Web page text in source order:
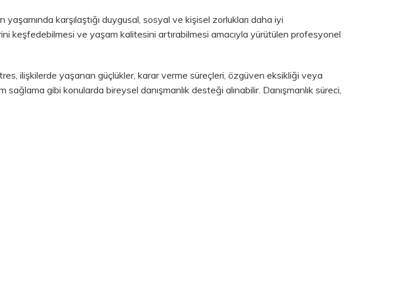
yaşamında karşılaştığı duygusal, sosyal ve kişisel zorlukları daha iyi
keşfedebilmesi ve yaşam kalitesini artırabilmesi amacıyla yürütülen profesyonel
ilişkilerde yaşanan güçlükler, karar verme süreçleri, özgüven eksikliği veya
gibi konularda bireysel danışmanlık desteği alınabilir. Danışmanlık süreci,